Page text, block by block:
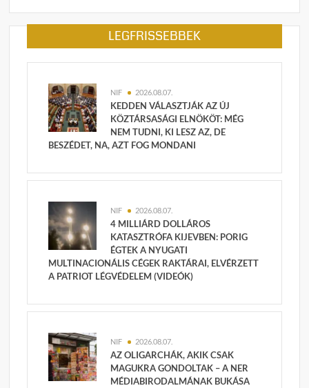
LEGFRISSEBBEK
NIF 2026.08.07.
KEDDEN VÁLASZTJÁK AZ ÚJ
KÖZTÁRSASÁGI ELNÖKÖT: MÉG
NEM TUDNI, KI LESZ AZ, DE
BESZÉDET, NA, AZT FOG MONDANI
NIF 2026.08.07.
4 MILLIÁRD DOLLÁROS
KATASZTRÓFA KIJEVBEN: PORIG
ÉGTEK A NYUGATI
MULTINACIONÁLIS CÉGEK RAKTÁRAI, ELVÉRZETT
A PATRIOT LÉGVÉDELEM (VIDEÓK)
NIF 2026.08.07.
AZ OLIGARCHÁK, AKIK CSAK
MAGUKRA GONDOLTAK – A NER
MÉDIABIRODALMÁNAK BUKÁSA